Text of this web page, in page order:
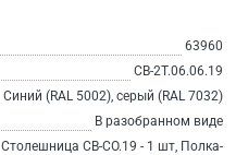
63960
СВ-2Т.06.06.19
Синий (RAL 5002), серый (RAL 7032)
В разобранном виде
Столешница СВ-СО.19 - 1 шт, Полка-